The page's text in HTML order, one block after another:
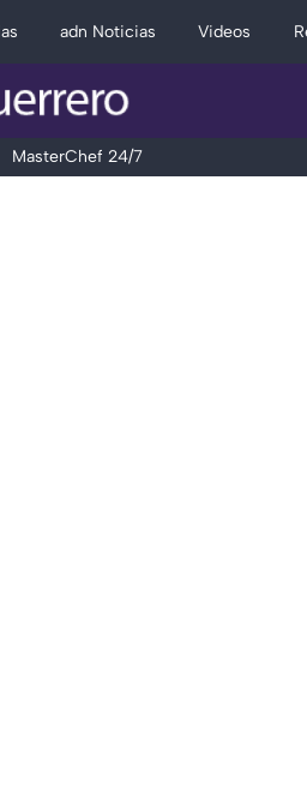
adn Noticias Videos
MasterChef 24/7